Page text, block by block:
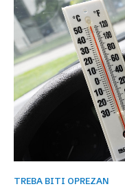
TREBA BITI OPREZAN